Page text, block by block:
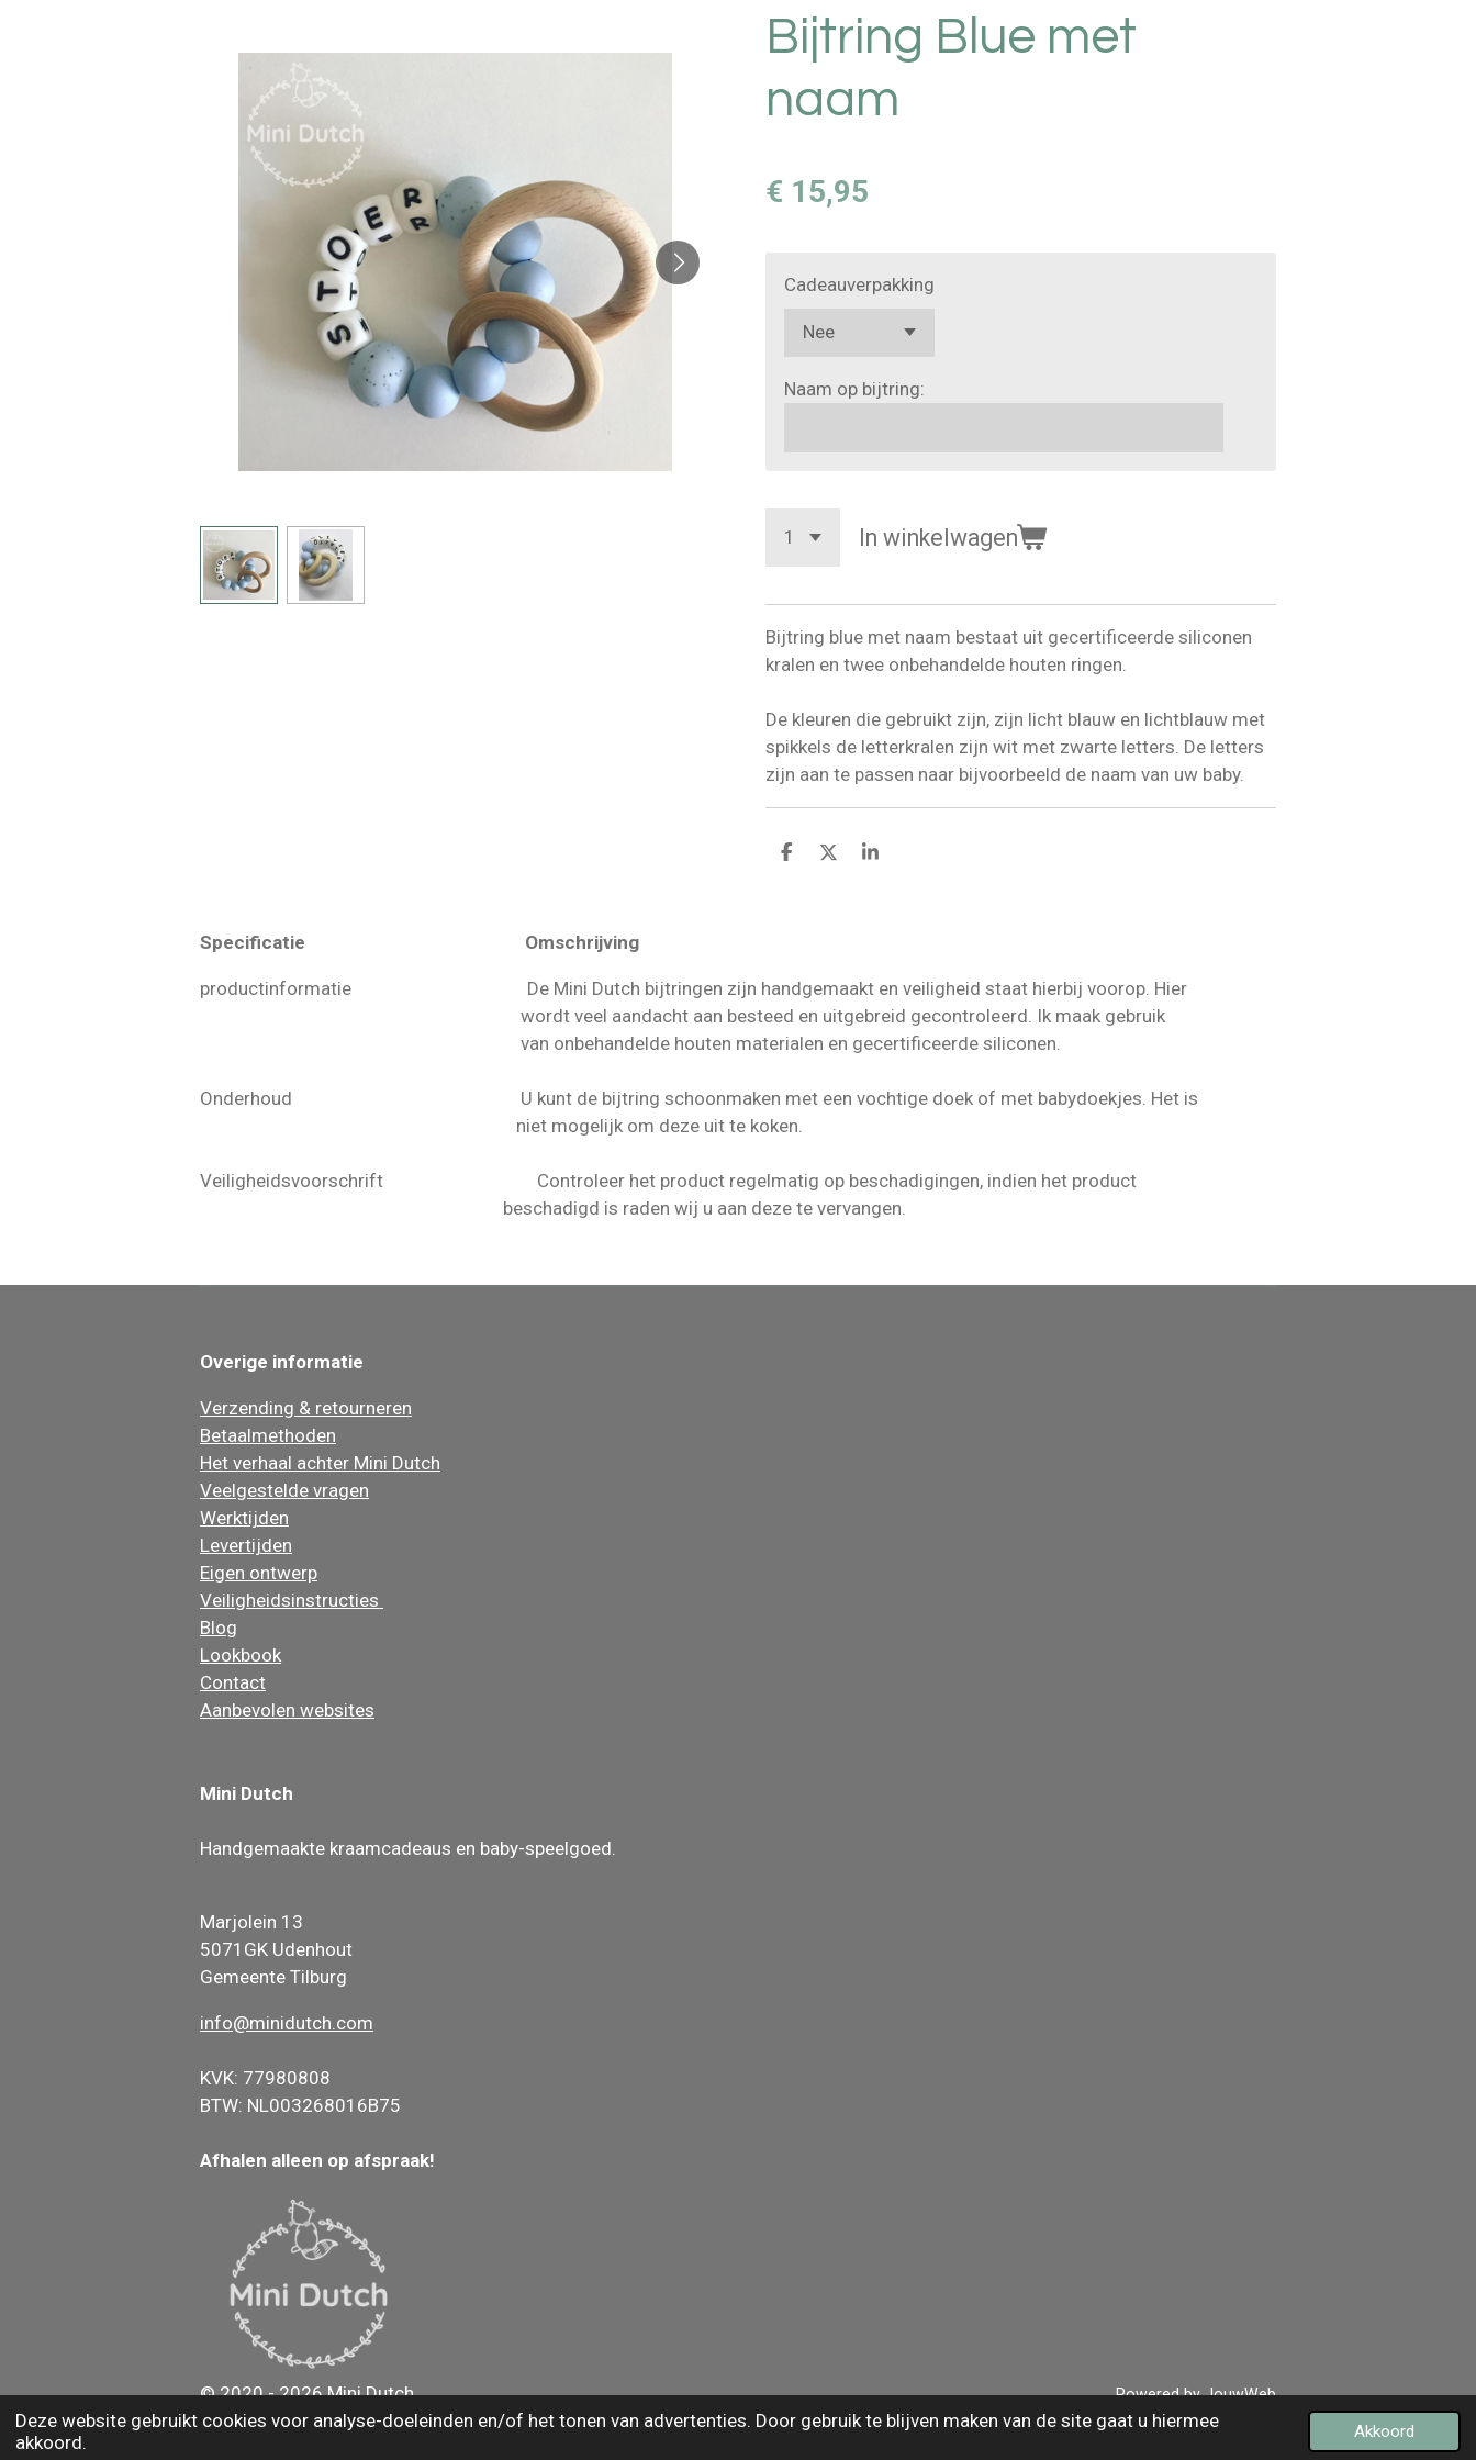
Deze website gebruikt cookies voor analyse-doeleinden en/of het tonen van advertenties. Door gebruik te blijven maken van de site gaat u hiermee
akkoord.
Akkoord
Bijtring Blue met
naam
€ 15,95
Cadeauverpakking
Naam op bijtring:
In winkelwagen
Bijtring blue met naam bestaat uit gecertificeerde siliconen
kralen en twee onbehandelde houten ringen.
De kleuren die gebruikt zijn, zijn licht blauw en lichtblauw met
spikkels de letterkralen zijn wit met zwarte letters. De letters
zijn aan te passen naar bijvoorbeeld de naam van uw baby.
D
D
S
Specificatie Omschrijving
productinformatie De Mini Dutch bijtringen zijn handgemaakt en veiligheid staat hierbij voorop. Hier
wordt veel aandacht aan besteed en uitgebreid gecontroleerd. Ik maak gebruik
van onbehandelde houten materialen en gecertificeerde siliconen.
Onderhoud U kunt de bijtring schoonmaken met een vochtige doek of met babydoekjes. Het is
niet mogelijk om deze uit te koken.
Veiligheidsvoorschrift Controleer het product regelmatig op beschadigingen, indien het product
beschadigd is raden wij u aan deze te vervangen.
Overige informatie
Verzending & retourneren
Betaalmethoden
Het verhaal achter Mini Dutch
Veelgestelde vragen
Werktijden
Levertijden
Eigen ontwerp
Veiligheidsinstructies
Blog
Lookbook
Contact
Aanbevolen websites
Mini Dutch
Handgemaakte kraamcadeaus en baby-speelgoed.
Marjolein 13
5071GK Udenhout
Gemeente Tilburg
info@minidutch.com
KVK: 77980808
BTW: NL003268016B75
Afhalen alleen op afspraak!
© 2020 - 2026 Mini Dutch Powered byJouwWeb